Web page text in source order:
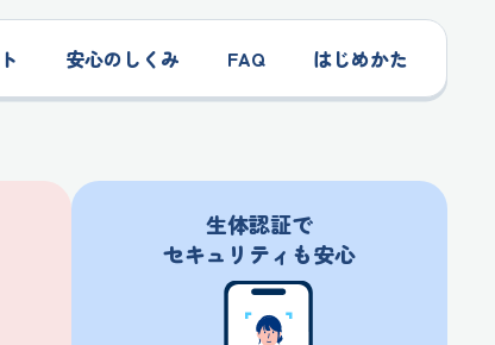
安心のしくみ FAQ はじめかた
生体認証で
セキュリティも安心